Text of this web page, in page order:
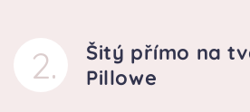
2.
Šitý přímo na
Pillowe